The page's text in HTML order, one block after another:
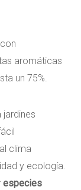
aromáticas
un 75%.
jardines
clima
y ecología.
especies